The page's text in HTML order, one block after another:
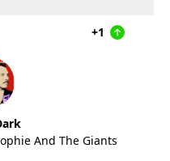
+1
And The Giants